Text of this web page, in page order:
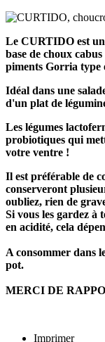
Le CURTIDO est
base de choux
piments Gorria type
Idéal dans une
d'un plat de
Les légumes
probiotiques qui
votre ventre !
Il est préférable de
conserveront
oubliez, rien de
Si vous les gardez à
en acidité, cela
A consommer dans
pot.
MERCI DE
Imprimer